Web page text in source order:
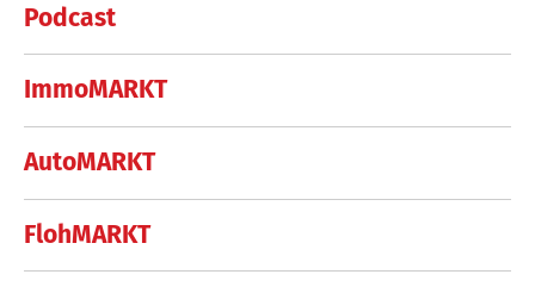
Podcast
ImmoMARKT
AutoMARKT
FlohMARKT